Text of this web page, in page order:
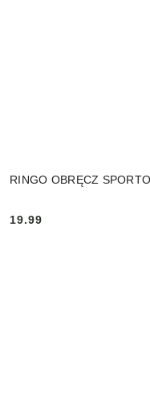
RINGO OBRĘCZ
Cena:
19.99